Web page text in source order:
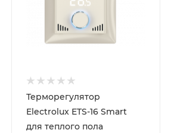
Терморегулятор
Electrolux ETS-16 Smart
для теплого пола